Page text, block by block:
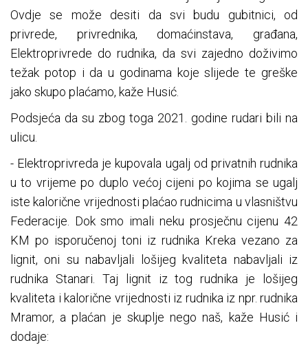
Ovdje se može desiti da svi budu gubitnici, od
privrede, privrednika, domaćinstava, građana,
Elektroprivrede do rudnika, da svi zajedno doživimo
težak potop i da u godinama koje slijede te greške
jako skupo plaćamo, kaže Husić.
Podsjeća da su zbog toga 2021. godine rudari bili na
ulicu.
- Elektroprivreda je kupovala ugalj od privatnih rudnika
u to vrijeme po duplo većoj cijeni po kojima se ugalj
iste kalorične vrijednosti plaćao rudnicima u vlasništvu
Federacije. Dok smo imali neku prosječnu cijenu 42
KM po isporučenoj toni iz rudnika Kreka vezano za
lignit, oni su nabavljali lošijeg kvaliteta nabavljali iz
rudnika Stanari. Taj lignit iz tog rudnika je lošijeg
kvaliteta i kalorične vrijednosti iz rudnika iz npr. rudnika
Mramor, a plaćan je skuplje nego naš, kaže Husić i
dodaje: